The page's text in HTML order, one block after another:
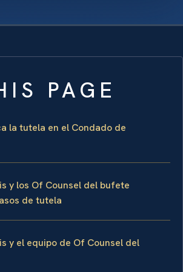
PAGE
la tutela en el Condado de
y los Of Counsel del bufete
de tutela
y el equipo de Of Counsel del